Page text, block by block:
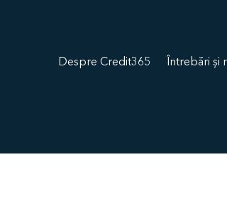
Despre Credit365 Întrebări și